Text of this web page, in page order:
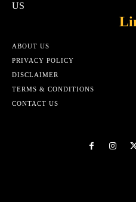
US
ABOUT US
PRIVACY POLICY
DISCLAIMER
TERMS & CONDITIONS
CONTACT US